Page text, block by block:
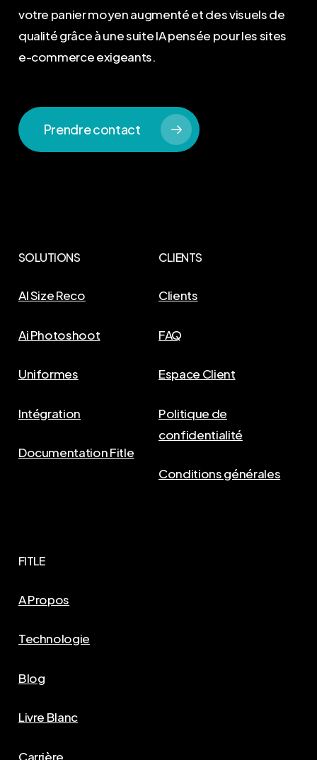
votre panier moyen augmenté et des visuels de
qualité grâce à une suite IA pensée pour les sites
e-commerce exigeants.
Prendre contact
SOLUTIONS
AI Size Reco
Ai Photoshoot
Uniformes
Intégration
Documentation Fitle
CLIENTS
Clients
FAQ
Espace Client
Politique de
confidentialité
Conditions générales
FITLE
A Propos
Technologie
Blog
Livre Blanc
Carrière